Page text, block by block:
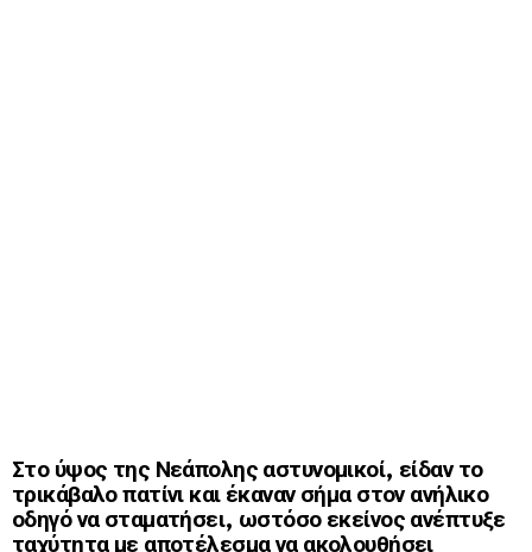
Στο ύψος της Νεάπολης αστυνομικοί, είδαν το
τρικάβαλο πατίνι και έκαναν σήμα στον ανήλικο
οδηγό να σταματήσει, ωστόσο εκείνος ανέπτυξε
ταχύτητα με αποτέλεσμα να ακολουθήσει